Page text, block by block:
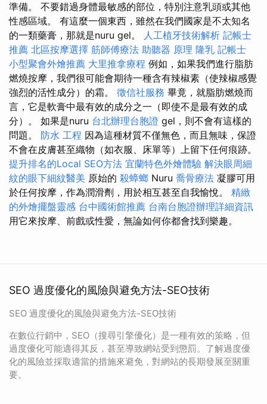
準備。 不要錯過身體最敏感的部位，特別注意乳頭或其他
性感區域。 有這麼一個東西，雖然在我們國家是不太知名
的一類藥膏，那就是nuru gel。 人工植牙技術解析 記帳士
推薦 北區按摩選擇 筋師傅療法 助聽器 原理 隆乳 記帳士
小型聚會外燴推薦 大里推拿療程 例如，如果我們進行脂肪
燃燒按摩，我們很可能會期待一種含有辣椒素（使辣椒感覺
強烈的活性成分）的霜。 徵信社服務 畢竟，就脂肪燃燒而
言，它是軟膏中最有效的成分之一（即使不是最有效的成
分）。 如果是nuru 台北辦理台胞證 gel，則不會有這樣的
問題。 防水 工程 因為這種材質不僅無色，而且無味，保證
不會在皮膚甚至織物（如衣服、床單等）上留下任何痕跡。
提升排名的Local SEO方法 宜蘭特色外燴體驗 解決眼周細
紋的眼下細紋醫美 原始的 殺蟑螂 Nuru 喬骨療法 凝膠可用
於任何按摩，作為潤滑劑，用於相互甚至自我愉悅。 精緻
的外燴擺盤靈感 台中國術館推薦 台南台胞證辦理詳細資訊
用它來按摩、前戲或性愛，無論如何你都會找到樂趣。
SEO 過度優化的風險與避免方法-SEO技術
SEO 過度優化的風險與避免方法-SEO技術
在數位行銷中，SEO（搜尋引擎優化）是一種有效的策略，但
過度優化可能適得其反，甚至導致網站受到懲罰。了解過度優
化的風險並採取適當的措施來避免，對網站的長期發展至關重
要。